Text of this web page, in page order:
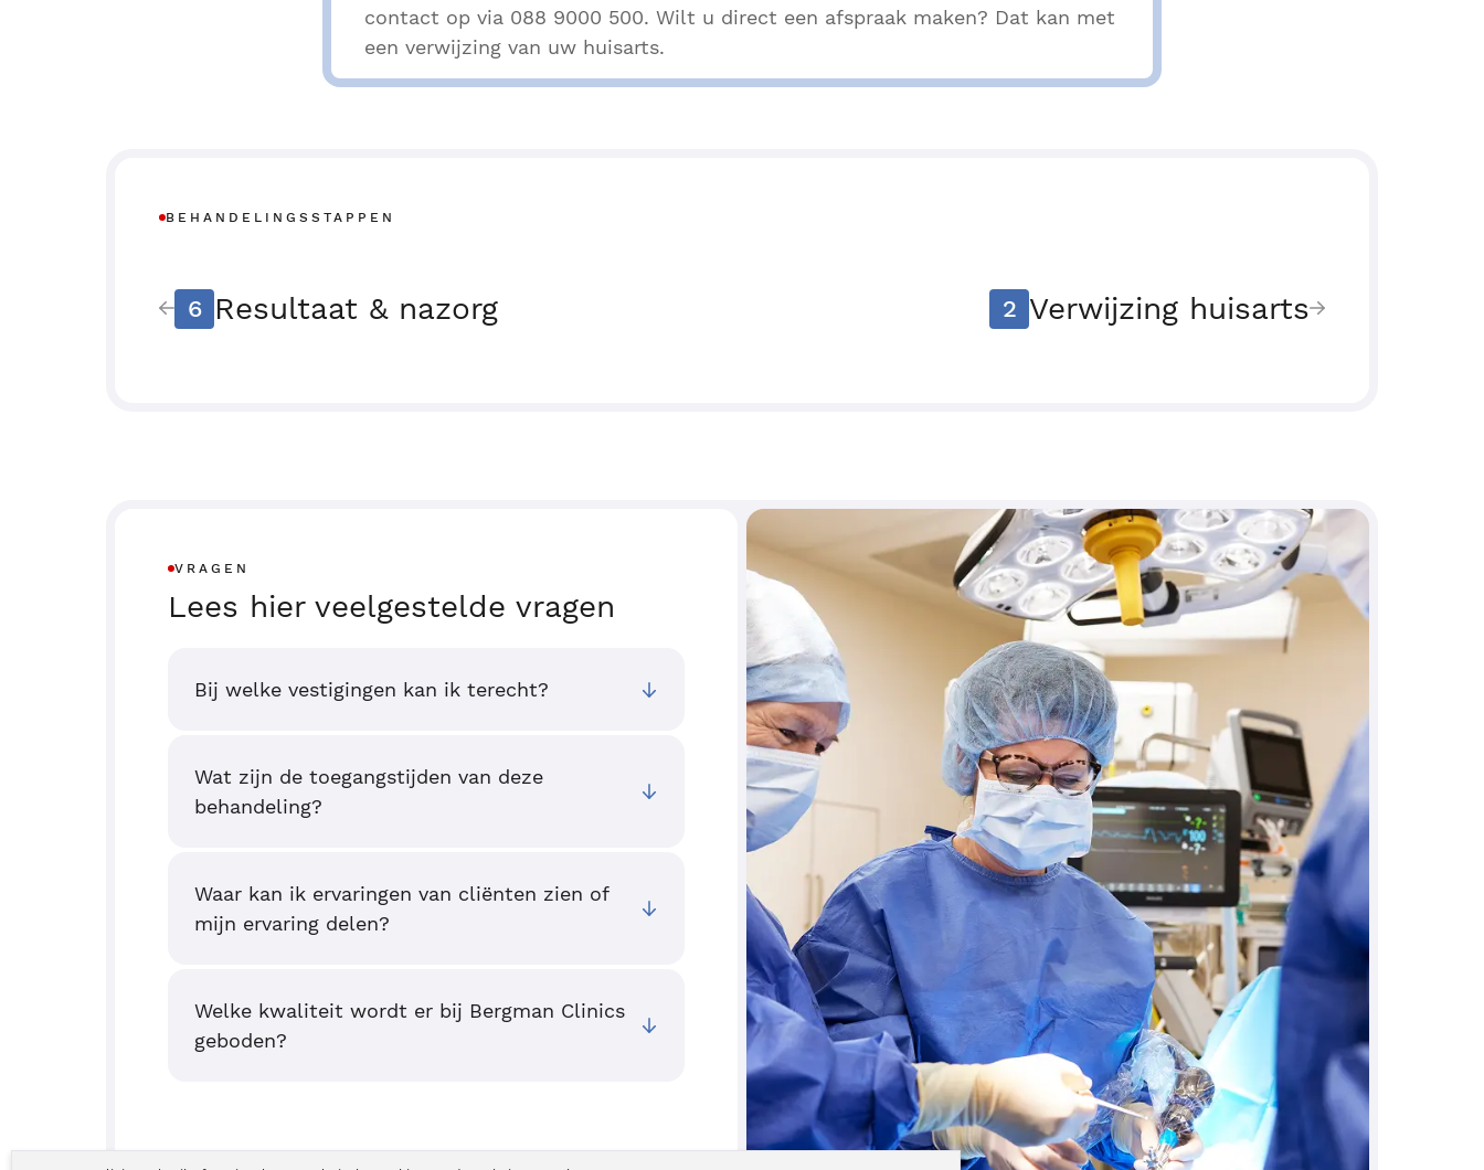
contact op via 088 9000 500. Wilt u direct een afspraak maken? Dat kan met
een verwijzing van uw huisarts.
BEHANDELINGSSTAPPEN
6 Resultaat & nazorg 2 Verwijzing huisarts
VRAGEN
Lees hier veelgestelde vragen
Bij welke vestigingen kan ik terecht?
Wat zijn de toegangstijden van deze
behandeling?
Waar kan ik ervaringen van cliënten zien of
mijn ervaring delen?
Welke kwaliteit wordt er bij Bergman Clinics
geboden?